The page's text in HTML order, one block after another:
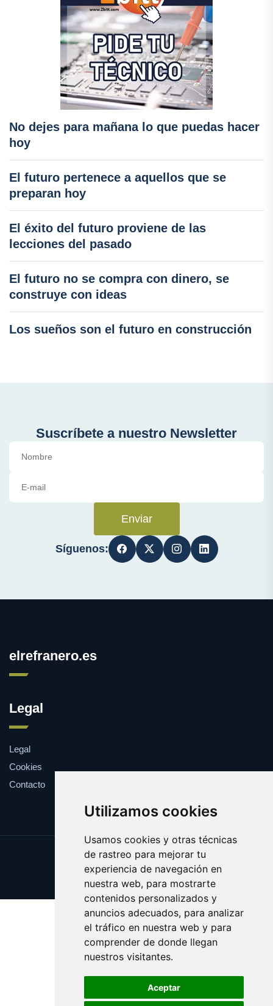
Utilizamos cookies
Usamos cookies y otras técnicas
de rastreo para mejorar tu
experiencia de navegación en
nuestra web, para mostrarte
contenidos personalizados y
anuncios adecuados, para analizar
el tráfico en nuestra web y para
comprender de donde llegan
nuestros visitantes.
Aceptar
No dejes para mañana lo que puedas hacer
hoy
El futuro pertenece a aquellos que se
preparan hoy
El éxito del futuro proviene de las
lecciones del pasado
El futuro no se compra con dinero, se
construye con ideas
Los sueños son el futuro en construcción
Suscríbete a nuestro Newsletter
Enviar
Síguenos:
elrefranero.es
Legal
Legal
Cookies
Contacto
Update cookies preferences
Copyright © 2025 elrefranero.es